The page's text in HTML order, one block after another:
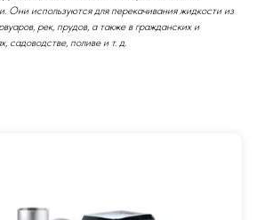
Они используются для перекачивания жидкости из
рек, прудов, а также в гражданских и
садоводстве, поливе и т. д.